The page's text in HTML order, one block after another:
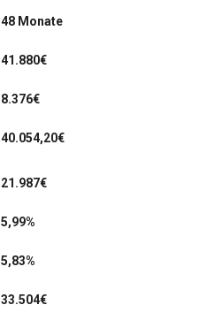
48 Monate
41.880€
8.376€
40.054,20€
21.987€
5,99%
5,83%
33.504€